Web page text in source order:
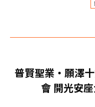
章
普賢聖業‧願澤
會 開光安